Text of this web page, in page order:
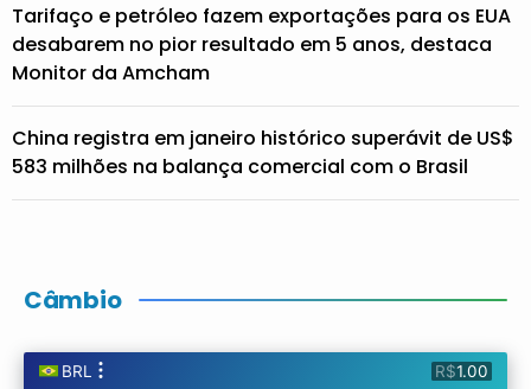
Tarifaço e petróleo fazem exportações para os EUA
desabarem no pior resultado em 5 anos, destaca
Monitor da Amcham
China registra em janeiro histórico superávit de US$
583 milhões na balança comercial com o Brasil
Câmbio